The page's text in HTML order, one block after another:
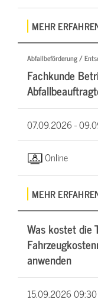
MEHR
Abfallbeförderung /
Fachkunde
07.09.2026 -
Online
MEHR
Was kostet die
anwenden
15.09.2026